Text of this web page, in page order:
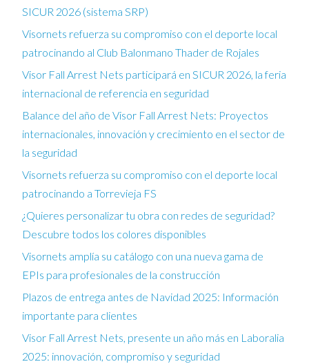
SICUR 2026 (sistema SRP)
Visornets refuerza su compromiso con el deporte local
patrocinando al Club Balonmano Thader de Rojales
Visor Fall Arrest Nets participará en SICUR 2026, la feria
internacional de referencia en seguridad
Balance del año de Visor Fall Arrest Nets: Proyectos
internacionales, innovación y crecimiento en el sector de
la seguridad
Visornets refuerza su compromiso con el deporte local
patrocinando a Torrevieja FS
¿Quieres personalizar tu obra con redes de seguridad?
Descubre todos los colores disponibles
Visornets amplía su catálogo con una nueva gama de
EPIs para profesionales de la construcción
Plazos de entrega antes de Navidad 2025: Información
importante para clientes
Visor Fall Arrest Nets, presente un año más en Laboralia
2025: innovación, compromiso y seguridad